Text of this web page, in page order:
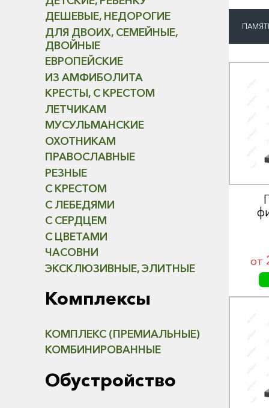
ДЕШЕВЫЕ, НЕДОРОГИЕ
ДЛЯ ДВОИХ, СЕМЕЙНЫЕ,
ДВОЙНЫЕ
ЕВРОПЕЙСКИЕ
ИЗ АМФИБОЛИТА
КРЕСТЫ, С КРЕСТОМ
ЛЕТЧИКАМ
МУСУЛЬМАНСКИЕ
ОХОТНИКАМ
ПРАВОСЛАВНЫЕ
РЕЗНЫЕ
С КРЕСТОМ
С ЛЕБЕДЯМИ
С СЕРДЦЕМ
С ЦВЕТАМИ
ЧАСОВНИ
ЭКСКЛЮЗИВНЫЕ, ЭЛИТНЫЕ
Комплексы
КОМПЛЕКС (ПРЕМИАЛЬНЫЕ)
КОМБИНИРОВАННЫЕ
Обустройство
от